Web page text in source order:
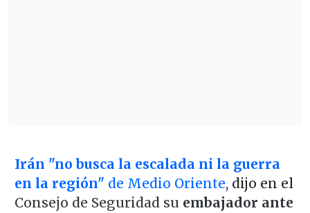
Irán "no busca la escalada ni la guerra
en la región" de Medio Oriente, dijo en el
Consejo de Seguridad su embajador ante